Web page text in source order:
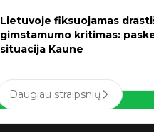
Lietuvoje fiksuojamas
gimstamumo kritimas:
situacija Kaune
Daugiau straipsnių